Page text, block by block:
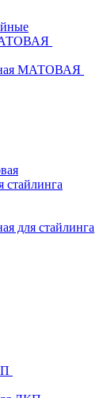
МАТОВАЯ
стайлинга
для стайлинга